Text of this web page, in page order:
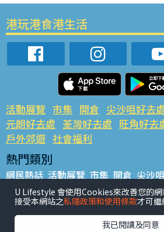
港玩港食港生活
活動展覽 市集 開倉 尖沙咀好去
元朗好去處 荃灣好去處 旺角好去
戶外郊遊 社會福利
熱門類別
網民熱話 活動展覽 市集 開倉 尖沙
銅鑼灣好去處 元朗好去處 荃灣好去處
餐廳情報 戶外郊遊
熱門標籤
U Lifestyle 會使用Cookies來改善您的
接受本網站之私隱政策和使用條款才可繼
我已閱讀及同意